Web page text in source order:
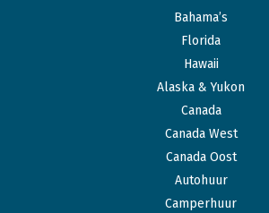
Bahama’s
Florida
Hawaii
Alaska & Yukon
Canada
Canada West
Canada Oost
Autohuur
Camperhuur